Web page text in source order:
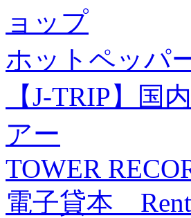
ョップ
ホットペッパ
【J-TRIP】
アー
TOWER
電子貸本